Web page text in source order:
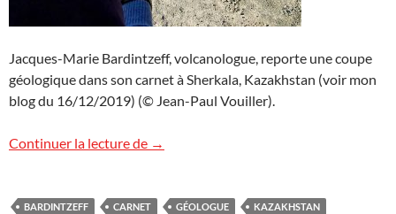
Jacques-Marie Bardintzeff, volcanologue, reporte une coupe
géologique dans son carnet à Sherkala, Kazakhstan (voir mon
blog du 16/12/2019) (© Jean-Paul Vouiller).
Continuer la lecture de Pas un jour sans une ligne
→
BARDINTZEFF CARNET GÉOLOGUE
KAZAKHSTAN